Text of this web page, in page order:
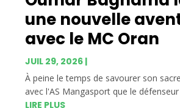
une nouvelle
avec le MC Oran
JUIL 29, 2026|
À peine le temps de savourer son
avec l'AS Mangasport que le défenseur
LIRE PLUS